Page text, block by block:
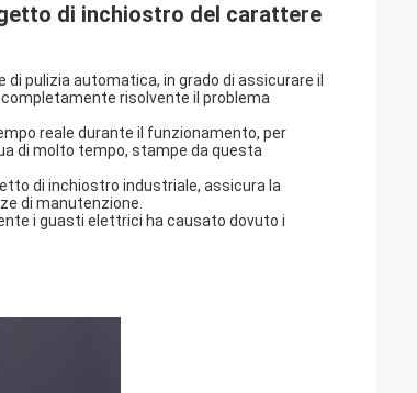
di inchiostro del carattere
pulizia automatica, in grado di assicurare il
risolvente il problema
reale durante il funzionamento, per
di molto tempo, stampe da questa
di inchiostro industriale, assicura la
di manutenzione.
i guasti elettrici ha causato dovuto i